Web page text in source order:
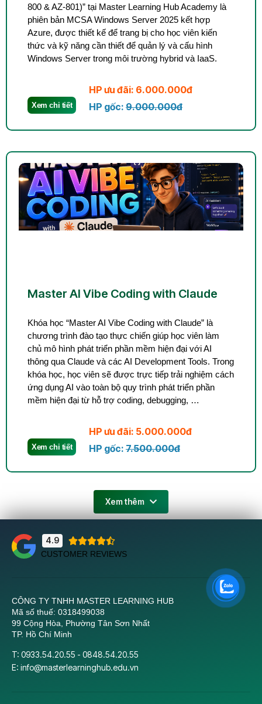
800 & AZ-801)” tại Master Learning Hub Academy là
phiên bản MCSA Windows Server 2025 kết hợp
Azure, được thiết kế để trang bị cho học viên kiến
thức và kỹ năng cần thiết để quản lý và cấu hình
Windows Server trong môi trường hybrid và IaaS.
HP ưu đãi: 6.000.000đ
HP gốc: 9.000.000đ
Xem chi tiết
Master AI Vibe Coding with Claude
Khóa học “Master AI Vibe Coding with Claude” là
chương trình đào tạo thực chiến giúp học viên làm
chủ mô hình phát triển phần mềm hiện đại với AI
thông qua Claude và các AI Development Tools. Trong
khóa học, học viên sẽ được trực tiếp trải nghiệm cách
ứng dụng AI vào toàn bộ quy trình phát triển phần
mềm hiện đại từ hỗ trợ coding, debugging, …
HP ưu đãi: 5.000.000đ
HP gốc: 7.500.000đ
Xem chi tiết
Xem thêm
4.9 
CUSTOMER REVIEWS
CÔNG TY TNHH MASTER LEARNING HUB
Mã số thuế: 0318499038
99 Cộng Hòa, Phường Tân Sơn Nhất
TP. Hồ Chí Minh
T: 0933.54.20.55 - 0848.54.20.55
E: info@masterlearninghub.edu.vn